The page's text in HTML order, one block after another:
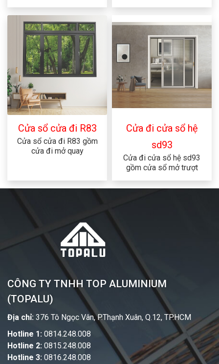
Cửa sổ cửa đi R83
Cửa sổ cửa đi R83 gồm
cửa đi mở quay
Cửa đi cửa sổ hệ
sd93
Cửa đi cửa sổ hệ sd93
gồm cửa sổ mở trượt
CÔNG TY TNHH TOP ALUMINIUM
(TOPALU)
Địa chỉ: 376 Tô Ngọc Vân, P.Thạnh Xuân, Q.12, TP.HCM
Hotline 1: 0814.248.008
Hotline 2: 0815.248.008
Hotline 3: 0816.248.008